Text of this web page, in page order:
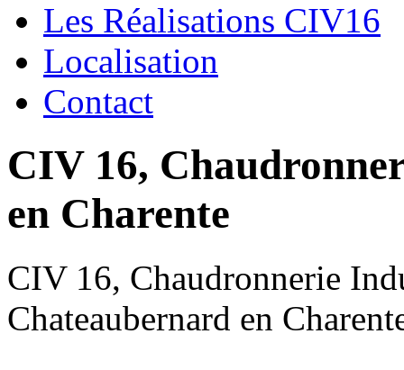
Les Réalisations CIV16
Localisation
Contact
CIV 16,
en Charente
CIV 16, Chaudronnerie
Chateaubernard en